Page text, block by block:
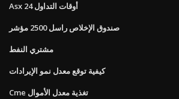
Asx 24 أوقات التداول
صندوق الإخلاص راسل 2500 مؤشر
مشتري النفط
كيفية توقع معدل نمو الإيرادات
Cme تغذية معدل الأموال